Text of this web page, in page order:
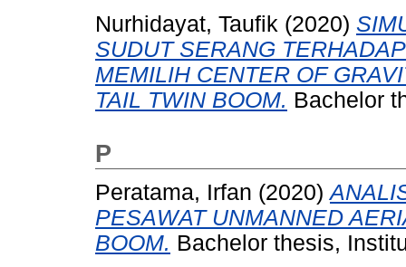
Nurhidayat, Taufik (2020)
SUDUT SERANG
MEMILIH CENTER OF
TAIL TWIN BOOM. Bachelor
P
Peratama, Irfan (2020)
PESAWAT UNMANNED
BOOM. Bachelor thesis,